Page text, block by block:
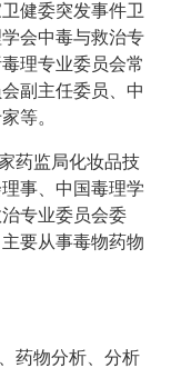
健委突发事件卫
会中毒与救治专
理专业委员会常
副主任委员、中
等。
药监局化妆品技
事、中国毒理学
专业委员会委
要从事毒物药物
药物分析、分析